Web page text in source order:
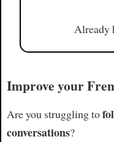
Already
Improve your
Are you struggling to
conversations?